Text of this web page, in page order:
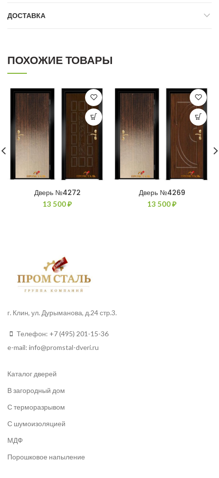
ДОСТАВКА
ПОХОЖИЕ ТОВАРЫ
Дверь №4272
13 500₽
Дверь №4269
13 500₽
г. Клин, ул. Дурыманова, д.24 стр.3.
Телефон: +7 (495) 201-15-36
e-mail: info@promstal-dveri.ru
Каталог дверей
В загородный дом
С терморазрывом
С шумоизоляцией
МДФ
Порошковое напыление